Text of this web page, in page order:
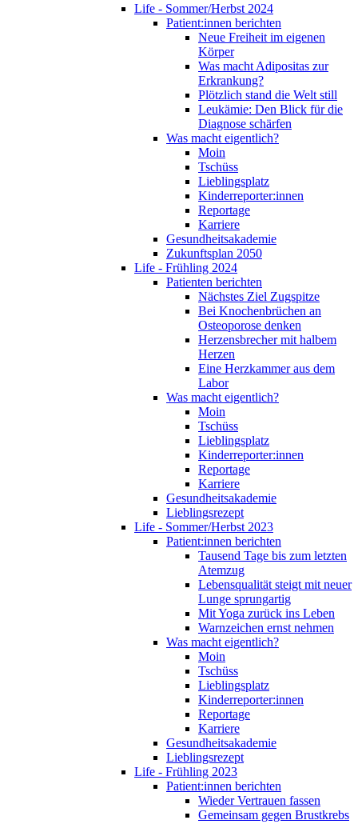
Life - Sommer/Herbst 2024
Patient:innen berichten
Neue Freiheit im eigenen
Körper
Was macht Adipositas zur
Erkrankung?
Plötzlich stand die Welt still
Leukämie: Den Blick für die
Diagnose schärfen
Was macht eigentlich?
Moin
Tschüss
Lieblingsplatz
Kinderreporter:innen
Reportage
Karriere
Gesundheitsakademie
Zukunftsplan 2050
Life - Frühling 2024
Patienten berichten
Nächstes Ziel Zugspitze
Bei Knochenbrüchen an
Osteoporose denken
Herzensbrecher mit halbem
Herzen
Eine Herzkammer aus dem
Labor
Was macht eigentlich?
Moin
Tschüss
Lieblingsplatz
Kinderreporter:innen
Reportage
Karriere
Gesundheitsakademie
Lieblingsrezept
Life - Sommer/Herbst 2023
Patient:innen berichten
Tausend Tage bis zum letzten
Atemzug
Lebensqualität steigt mit neuer
Lunge sprungartig
Mit Yoga zurück ins Leben
Warnzeichen ernst nehmen
Was macht eigentlich?
Moin
Tschüss
Lieblingsplatz
Kinderreporter:innen
Reportage
Karriere
Gesundheitsakademie
Lieblingsrezept
Life - Frühling 2023
Patient:innen berichten
Wieder Vertrauen fassen
Gemeinsam gegen Brustkrebs